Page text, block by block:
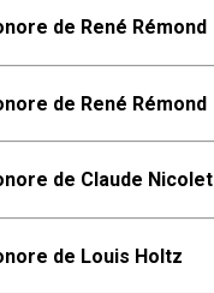
de René Rémond
de René Rémond
de Claude Nicolet
de Louis Holtz